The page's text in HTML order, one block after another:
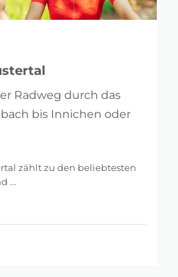
Radweg durch das
bis Innichen oder
zählt zu den beliebtesten
...